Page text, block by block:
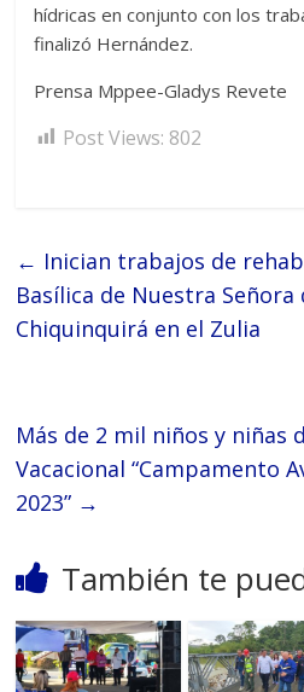
hídricas en conjunto con los
finalizó Hernández.
Prensa Mppee-Gladys Revete
Post Views: 802
← Inician trabajos de
Basílica de Nuestra Señora
Chiquinquirá en el Zulia
Más de 2 mil niños y niñas
Vacacional “Campamento
2023” →
También te